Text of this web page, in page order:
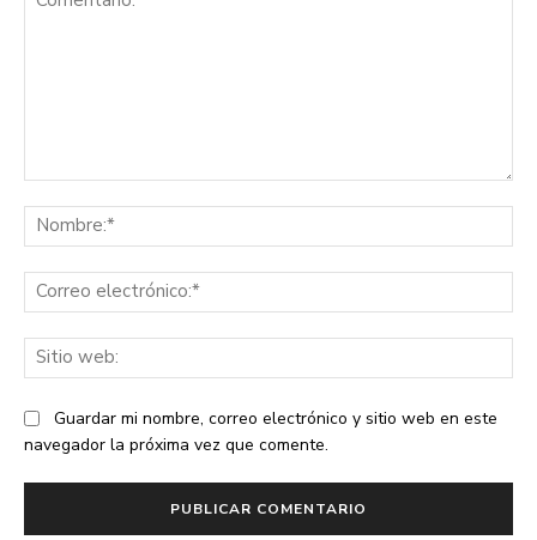
Guardar mi nombre, correo electrónico y sitio web en este
navegador la próxima vez que comente.